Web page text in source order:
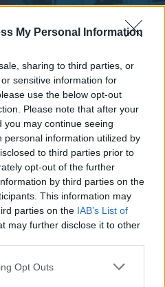
My Personal Information
sharing to third parties, or
sensitive information for
use the below opt-out
Please note that after your
may continue seeing
personal information utilized by
to third parties prior to
opt-out of the further
by third parties on the
This information may
parties on the IAB’s List of
may further disclose it to other
app uses one or more Google
Opt Outs
που δεν θα σας
τους